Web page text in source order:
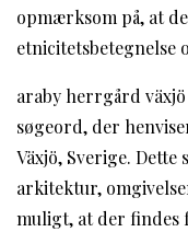
opmærksom på, at
etnicitetsbetegnelse
araby herrgård
søgeord, der
Växjö, Sverige.
arkitektur,
muligt, at der findes